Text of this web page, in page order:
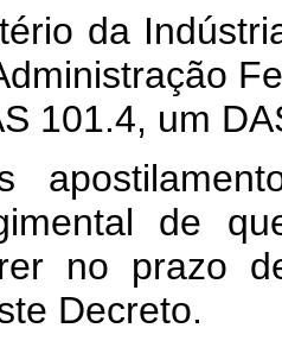
da
101.4, um
de
no prazo
Decreto.